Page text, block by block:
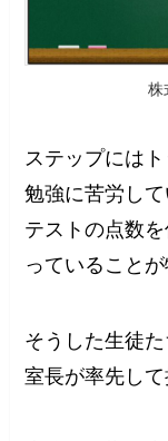
株
ステップには
勉強に苦労し
テストの点数
っていることが
そうした生徒
室長が率先して